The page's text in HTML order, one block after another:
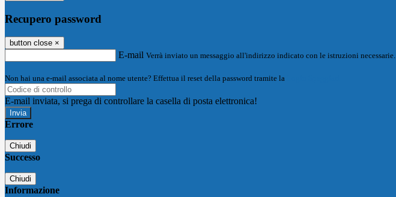
Recupero password
button close ×
E-mail Verrà inviato un messaggio all'indirizzo indicato con le istruzioni necessarie.
Non hai una e-mail associata al nome utente? Effettua il reset della password tramite la
E-mail inviata, si prega di controllare la casella di posta elettronica!
Errore
Chiudi
Successo
Chiudi
Informazione